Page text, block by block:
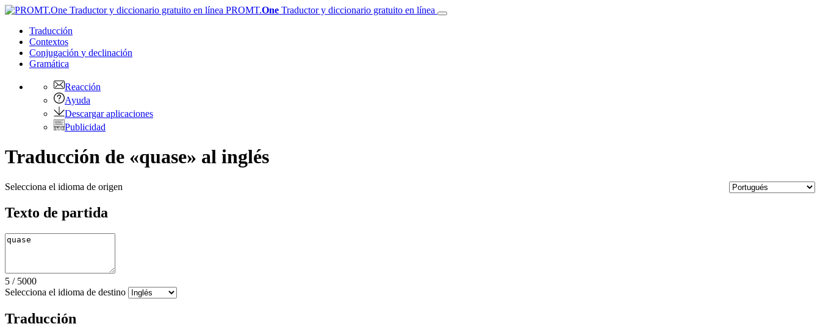
PROMT.One Traductor y diccionario gratuito en línea
Traducción
Contextos
Conjugación y declinación
Gramática
Reacción
Ayuda
Descargar aplicaciones
Publicidad
Traducción de «quase» al inglés
Selecciona el idioma de origen
Texto de partida
5 / 5000
Selecciona el idioma de destino
Traducción